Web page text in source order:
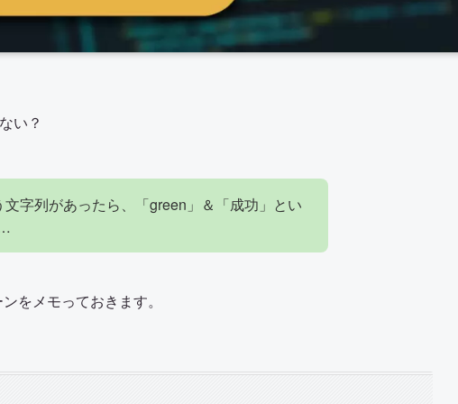
い？
字列があったら、「green」＆「成功」とい
をメモっておきます。